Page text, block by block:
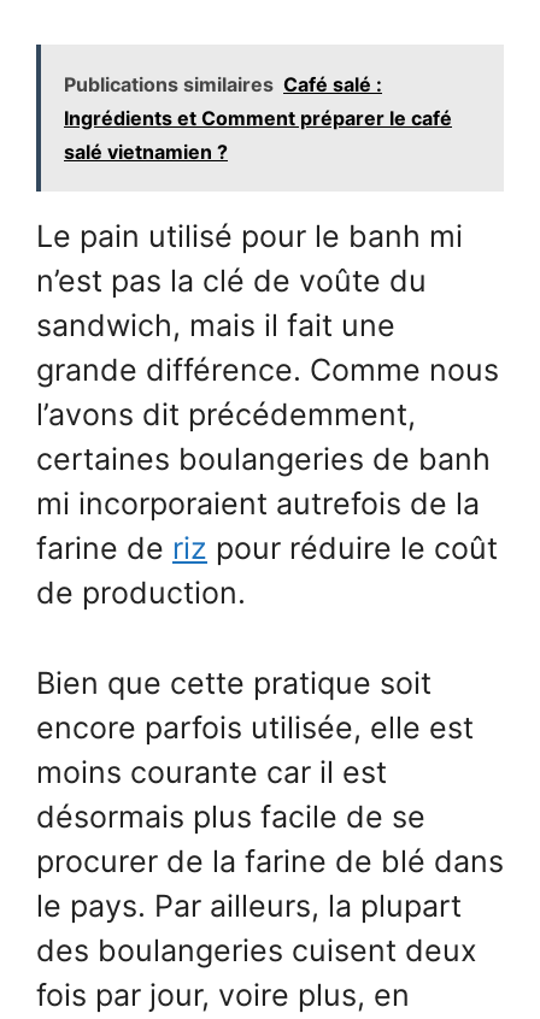
Publications similaires Café salé :
Ingrédients et Comment préparer le café
salé vietnamien ?
Le pain utilisé pour le banh mi
n’est pas la clé de voûte du
sandwich, mais il fait une
grande différence. Comme nous
l’avons dit précédemment,
certaines boulangeries de banh
mi incorporaient autrefois de la
farine de riz pour réduire le coût
de production.
Bien que cette pratique soit
encore parfois utilisée, elle est
moins courante car il est
désormais plus facile de se
procurer de la farine de blé dans
le pays. Par ailleurs, la plupart
des boulangeries cuisent deux
fois par jour, voire plus, en